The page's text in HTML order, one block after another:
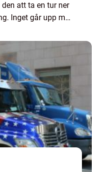
att ta en tur ner
Inget går upp mot